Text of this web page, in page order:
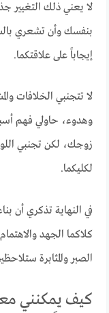
لا يعني ذلك التغيير
بنفسك وأن تشعري
إيجاباً على علاقتكما.
لا تتجنبي الخلافات
وهدوء، حاولي فهم
زوجك، لكن تجنبي
لكليكما.
في النهاية تذكري أن
كلاكما الجهد
الصبر والمثابرة
كيف يمكنني